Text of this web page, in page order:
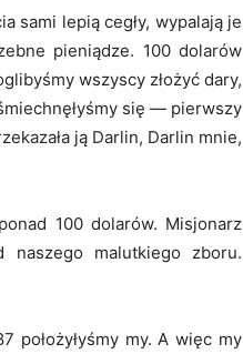
sami lepią cegły, wypalają je
pieniądze. 100 dolarów
wszyscy złożyć dary,
się — pierwszy
ją Darlin, Darlin mnie,
100 dolarów. Misjonarz
malutkiego zboru.
położyłyśmy my. A więc my